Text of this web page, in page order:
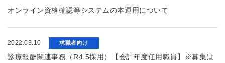
オンライン資格確認等システムの本運用について
2022.03.10 求職者向け
診療報酬関連事務（R4.5採用）【会計年度任用職員】※募集は